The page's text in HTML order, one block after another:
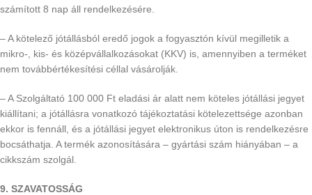
számított 8 nap áll rendelkezésére.
– A kötelező jótállásból eredő jogok a fogyasztón kívül megilletik a
mikro-, kis- és középvállalkozásokat (KKV) is, amennyiben a terméket
nem továbbértékesítési céllal vásárolják.
– A Szolgáltató 100 000 Ft eladási ár alatt nem köteles jótállási jegyet
kiállítani; a jótállásra vonatkozó tájékoztatási kötelezettsége azonban
ekkor is fennáll, és a jótállási jegyet elektronikus úton is rendelkezésre
bocsáthatja. A termék azonosítására – gyártási szám hiányában – a
cikkszám szolgál.
9. SZAVATOSSÁG